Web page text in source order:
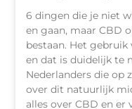
6 dingen die je niet
en gaan, maar CBD
bestaan. Het
en dat is duidelijk te
Nederlanders die op
over dit natuurlijk
alles over CBD en er